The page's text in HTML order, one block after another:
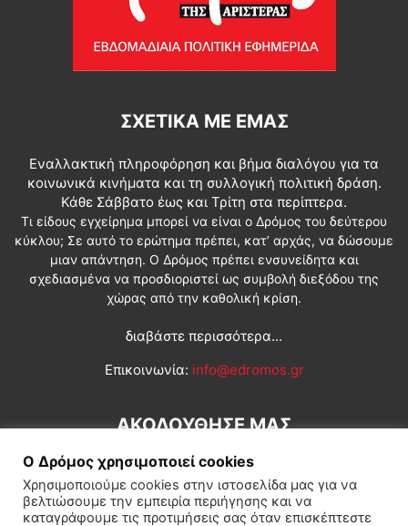
ΣΧΕΤΙΚΆ ΜΕ ΕΜΆΣ
Εναλλακτική πληροφόρηση και βήμα διαλόγου για τα
κοινωνικά κινήματα και τη συλλογική πολιτική δράση.
Κάθε Σάββατο έως και Τρίτη στα περίπτερα.
Τι είδους εγχείρημα μπορεί να είναι ο Δρόμος του δεύτερου
κύκλου; Σε αυτό το ερώτημα πρέπει, κατ’ αρχάς, να δώσουμε
μιαν απάντηση. Ο Δρόμος πρέπει ενσυνείδητα και
σχεδιασμένα να προσδιοριστεί ως συμβολή διεξόδου της
χώρας από την καθολική κρίση.
διαβάστε περισσότερα...
Επικοινωνία: info@edromos.gr
ΑΚΟΛΟΥΘΗΣΕ ΜΑΣ
Ο Δρόμος χρησιμοποιεί cookies
Χρησιμοποιούμε cookies στην ιστοσελίδα μας για να
βελτιώσουμε την εμπειρία περιήγησης και να
καταγράφουμε τις προτιμήσεις σας όταν επισκέπτεστε